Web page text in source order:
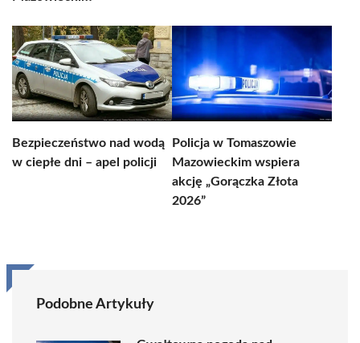
Bezpieczeństwo nad wodą
w ciepłe dni – apel policji
Policja w Tomaszowie
Mazowieckim wspiera
akcję „Gorączka Złota
2026”
Podobne Artykuły